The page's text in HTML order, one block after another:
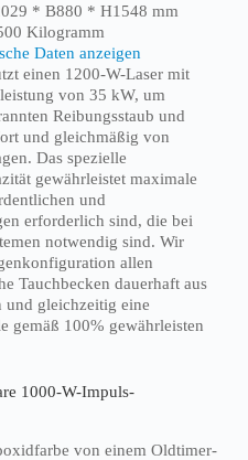
* B880 * H1548 mm
Kilogramm
Daten anzeigen
einen 1200-W-Laser mit
von 35 kW, um
Reibungsstaub und
und gleichmäßig von
Das spezielle
gewährleistet maximale
und
erforderlich sind, die bei
notwendig sind. Wir
allen
Tauchbecken dauerhaft aus
und gleichzeitig eine
gemäß 100% gewährleisten
1000-W-Impuls-
von einem Oldtimer-